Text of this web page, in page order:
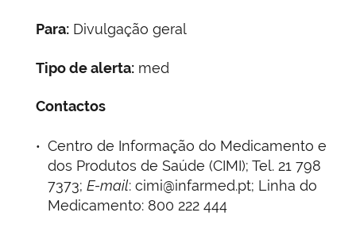
Para: Divulgação geral
Tipo de alerta: med
Contactos
Centro de Informação do Medicamento e
dos Produtos de Saúde (CIMI); Tel. 21 798
7373; E-mail: cimi@infarmed.pt; Linha do
Medicamento: 800 222 444